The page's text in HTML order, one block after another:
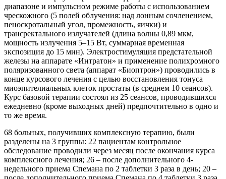
диапазоне и импульсном режиме работы с использованием
чрескожного (5 полей облучения: над лонным сочленением,
пеноскротальный угол, промежность, яички) и
трансректального излучателей (длина волны 0,89 мкм,
мощность излучения 5–15 Вт, суммарная временная
экспозиция до 15 мин). Электростимуляция предстательной
железы на аппарате «Интратон» и применение полихромного
поляризованного света (аппарат «Биоптрон») проводились в
конце курсового лечения с целью восстановления тонуса
миоэпителиальных клеток простаты (в среднем 10 сеансов).
Курс базовой терапии состоял из 25 сеансов, проводившихся
ежедневно (кроме выходных дней) предпочтительно в одно и
то же время.
68 больных, получивших комплексную терапию, были
разделены на 3 группы: 22 пациентам контрольное
обследование проводили через месяц после окончания курса
комплексного лечения; 26 – после дополнительного 4-
недельного приема Спемана по 2 таблетки 3 раза в день; 20 –